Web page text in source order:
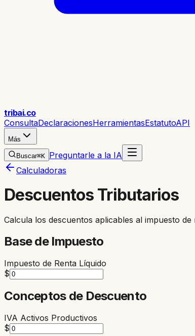
tribai.co
ConsultaDeclaracionesHerramientasEstatutoAPI
Más
Buscar⌘K Preguntarle a la IA
Calculadoras
Descuentos Tributarios
Calcula los descuentos aplicables al impuesto de
Base de Impuesto
Impuesto de Renta Líquido
$
Conceptos de Descuento
IVA Activos Productivos
$